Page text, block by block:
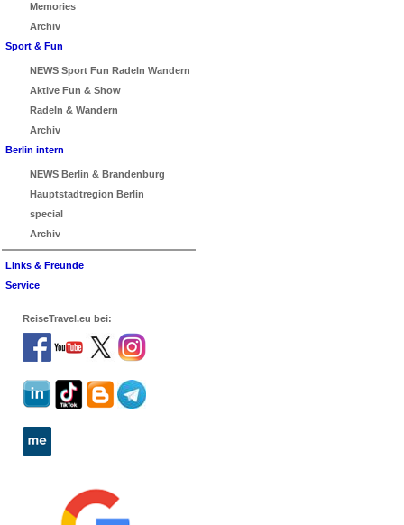
Memories
Archiv
Sport & Fun
NEWS Sport Fun Radeln Wandern
Aktive Fun & Show
Radeln & Wandern
Archiv
Berlin intern
NEWS Berlin & Brandenburg
Hauptstadtregion Berlin
special
Archiv
Links & Freunde
Service
ReiseTravel.eu bei: